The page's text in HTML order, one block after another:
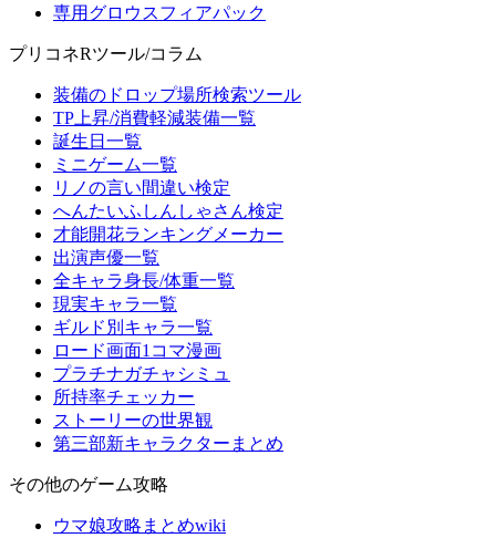
専用グロウスフィアパック
プリコネRツール/コラム
装備のドロップ場所検索ツール
TP上昇/消費軽減装備一覧
誕生日一覧
ミニゲーム一覧
リノの言い間違い検定
へんたいふしんしゃさん検定
才能開花ランキングメーカー
出演声優一覧
全キャラ身長/体重一覧
現実キャラ一覧
ギルド別キャラ一覧
ロード画面1コマ漫画
プラチナガチャシミュ
所持率チェッカー
ストーリーの世界観
第三部新キャラクターまとめ
その他のゲーム攻略
ウマ娘攻略まとめwiki